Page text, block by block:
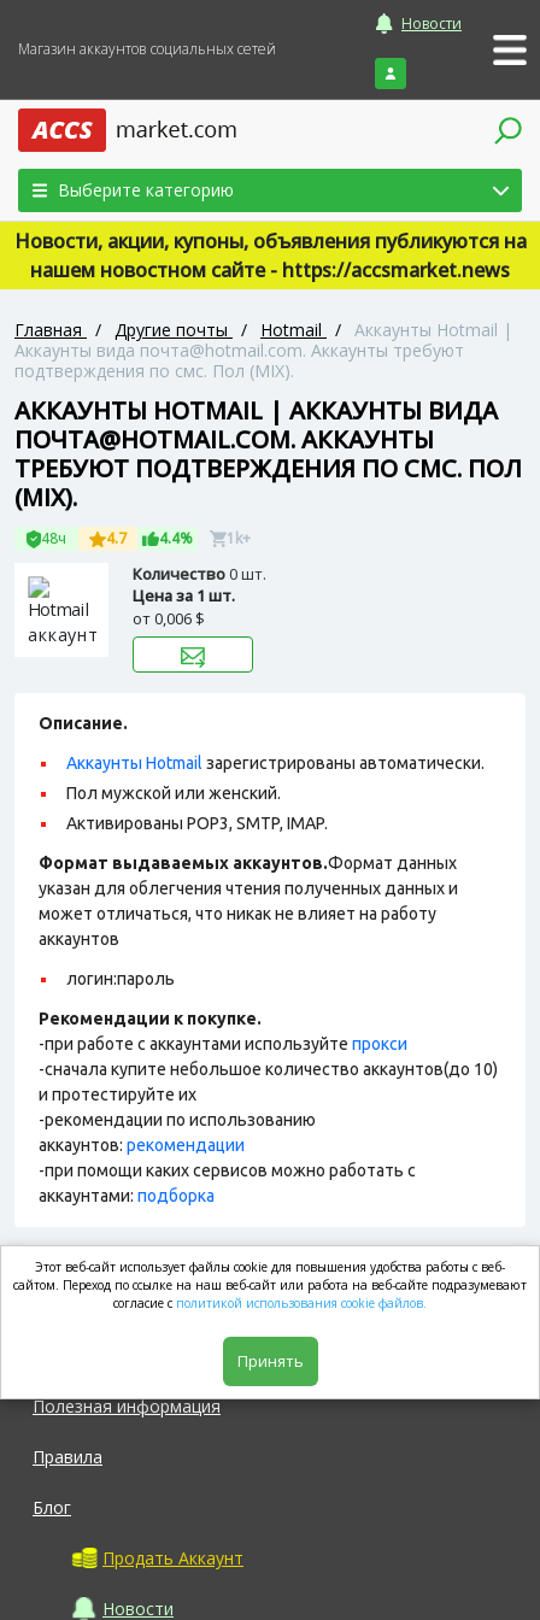
Магазин аккаунтов социальных сетей
Новости
Войти
Выберите категорию
Новости, акции, купоны, объявления публикуются на
нашем новостном сайте - https://accsmarket.news
Главная / Другие почты / Hotmail / Аккаунты Hotmail |
Аккаунты вида почта@hotmail.com. Аккаунты требуют
подтверждения по смс. Пол (MIX).
АККАУНТЫ HOTMAIL | АККАУНТЫ ВИДА
ПОЧТА@HOTMAIL.COM. АККАУНТЫ
ТРЕБУЮТ ПОДТВЕРЖДЕНИЯ ПО СМС. ПОЛ
(MIX).
48ч 4.7 4.4% 1k+
Количество0 шт.
Цена за 1 шт.
от0,006 $
Описание.
Аккаунты Hotmail зарегистрированы автоматически.
Пол мужской или женский.
Активированы POP3, SMTP, IMAP.
Формат выдаваемых аккаунтов.Формат данных
указан для облегчения чтения полученных данных и
может отличаться, что никак не влияет на работу
аккаунтов
логин:пароль
Рекомендации к покупке.
-при работе с аккаунтами используйте прокси
-сначала купите небольшое количество аккаунтов(до 10)
и протестируйте их
-рекомендации по использованию
аккаунтов: рекомендации
-при помощи каких сервисов можно работать с
аккаунтами: подборка
market.com
Полезная информация
Правила
Блог
Продать Аккаунт
Новости
Этот веб-сайт использует файлы cookie для повышения удобства работы с веб-
сайтом. Переход по ссылке на наш веб-сайт или работа на веб-сайте подразумевают
согласие с политикой использования cookie файлов.
Принять